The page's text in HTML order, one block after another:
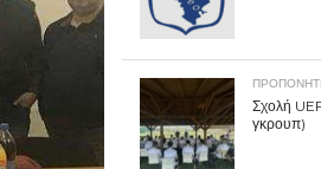
Σχολή
γκρουπ)